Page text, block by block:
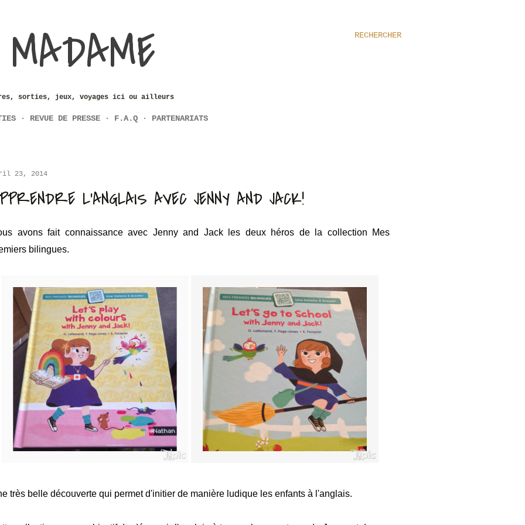
RECHERCHER
sorties, jeux, voyages ici ou ailleurs
REVUE DE PRESSE F.A.Q PARTENARIATS
23, 2014
L'ANGLAIS AVEC JENNY AND JACK!
avons fait connaissance avec Jenny and Jack les deux héros de la collection Mes
bilingues.
très belle découverte qui permet d'initier de manière ludique les enfants à l'anglais.